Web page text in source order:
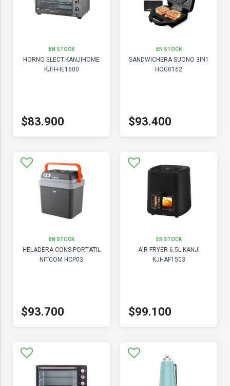
EN STOCK
HORNO ELECT.KANJIHOME
KJH-HE1600
$83.900
EN STOCK
SANDWICHERA SUONO 3IN1
HOG0162
$93.400
EN STOCK
HELADERA CONS.PORTATIL
NITCOM HCP03
$93.700
EN STOCK
AIR FRYER 6.5L KANJI
KJHAF1503
$99.100